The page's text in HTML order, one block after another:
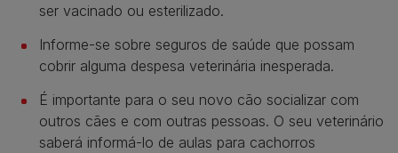
ser vacinado ou esterilizado.
Informe-se sobre seguros de saúde que possam
cobrir alguma despesa veterinária inesperada.
É importante para o seu novo cão socializar com
outros cães e com outras pessoas. O seu veterinário
saberá informá-lo de aulas para cachorros